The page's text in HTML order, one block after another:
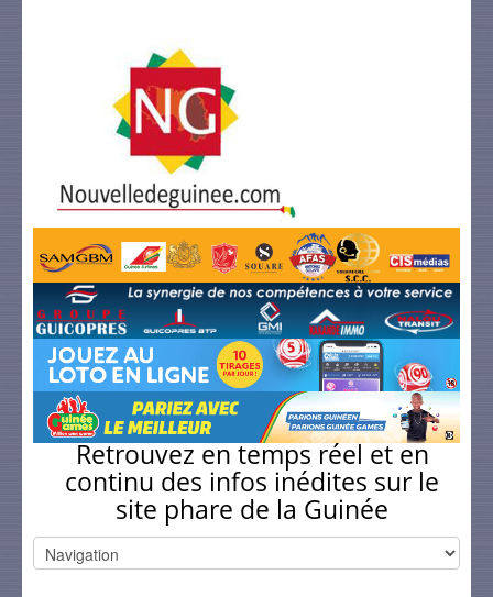
Retrouvez en temps réel et en
continu des infos inédites sur le
site phare de la Guinée